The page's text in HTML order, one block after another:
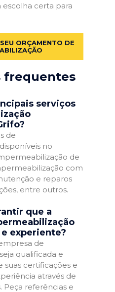
escolha certa para
ORÇAMENTO DE
frequentes
serviços
de
no
de
com
e reparos
entre outros.
que a
experiente?
de
qualificada e
suas certificações e
através de
Peça referências e